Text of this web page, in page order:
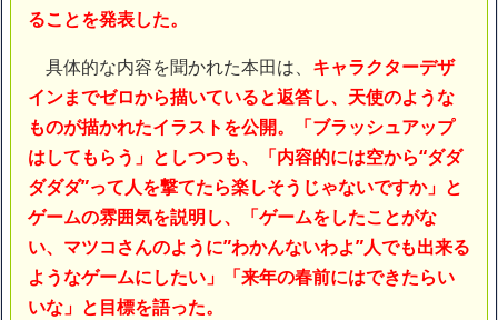
Powered by livedoor 相互RSS
ることを発表した。
具体的な内容を聞かれた本田は、 キャラクターデザ
インまでゼロから描いていると返答し、天使のような
ものが描かれたイラストを公開。「ブラッシュアップ
はしてもらう」としつつも、「内容的には空から“ダダ
ダダダ”って人を撃てたら楽しそうじゃないですか」と
ゲームの雰囲気を説明し、「ゲームをしたことがな
い、マツコさんのように”わかんないわよ”人でも出来る
ようなゲームにしたい」「来年の春前にはできたらい
いな」と目標を語った。